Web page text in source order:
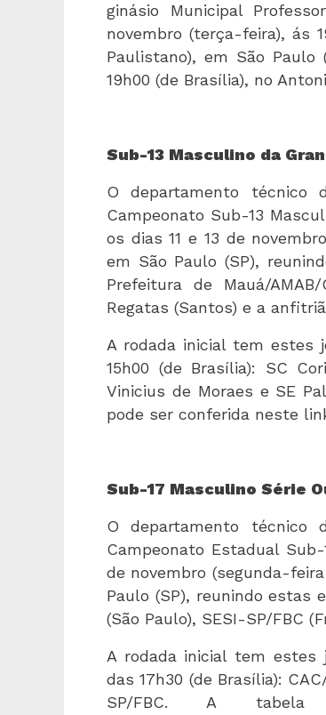
ginásio Municipal
novembro (terça-feira), ás
Paulistano), em São Paulo
19h00 (de Brasília), no
Sub-13 Masculino da
O departamento técnico
Campeonato Sub-13
os dias 11 e 13 de
em São Paulo (SP),
Prefeitura de Mauá/
Regatas (Santos) e a
A rodada inicial tem estes
15h00 (de Brasília): SC
Vinicius de Moraes e SE
pode ser conferida neste
Sub-17 Masculino Série
O departamento técnico
Campeonato Estadual
de novembro (segunda-
Paulo (SP), reunindo estas
(São Paulo), SESI-SP/FBC
A rodada inicial tem estes
das 17h30 (de Brasília):
SP/FBC. A